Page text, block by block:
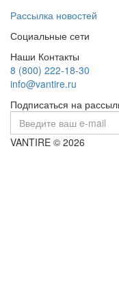
Рассылка новостей
Социальные сети
Наши Контакты
8 (800) 222-18-30
info@vantire.ru
Подписаться на
VANTIRE © 2026